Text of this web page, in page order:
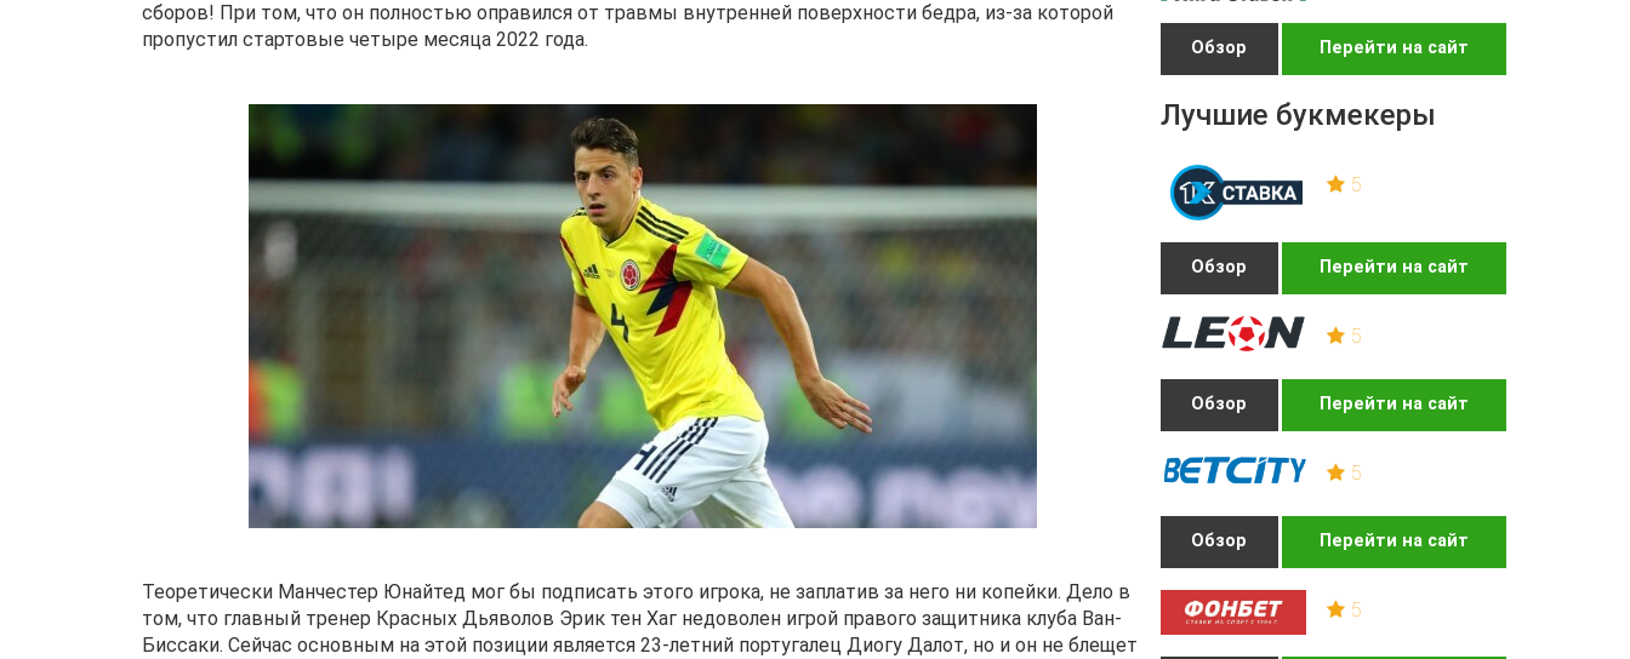
Обзор Перейти на сайт
Лучшие букмекеры
5
Обзор Перейти на сайт
5
Обзор Перейти на сайт
5
Обзор Перейти на сайт
5
сборов! При том, что он полностью оправился от травмы внутренней поверхности бедра, из-за которой
пропустил стартовые четыре месяца 2022 года.
Теоретически Манчестер Юнайтед мог бы подписать этого игрока, не заплатив за него ни копейки. Дело в
том, что главный тренер Красных Дьяволов Эрик тен Хаг недоволен игрой правого защитника клуба Ван-
Биссаки. Сейчас основным на этой позиции является 23-летний португалец Диогу Далот, но и он не блещет